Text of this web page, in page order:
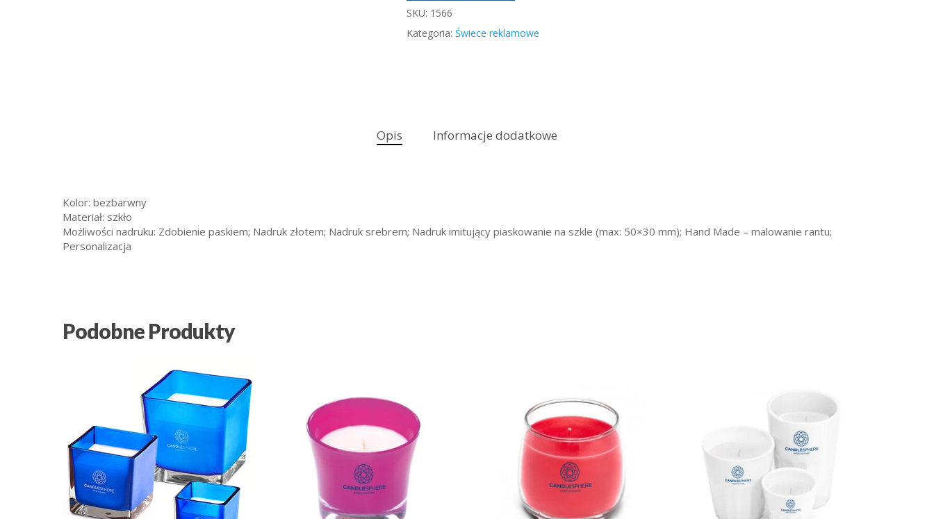
SKU: 1566
Kategoria: Świece reklamowe
Opis Informacje dodatkowe
Kolor: bezbarwny
Materiał: szkło
Możliwości nadruku: Zdobienie paskiem; Nadruk złotem; Nadruk srebrem; Nadruk imitujący piaskowanie na szkle (max: 50×30 mm); Hand Made – malowanie rantu;
Personalizacja
Podobne Produkty
23.83zł 23.60zł 31.50zł 35.75zł